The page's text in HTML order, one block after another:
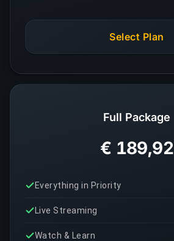
Select Plan
Full Package
€ 189,92
Everything in Priority
Live Streaming
Watch & Learn